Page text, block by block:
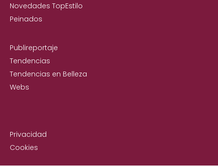
Novedades TopEstilo
Peinados
Publireportaje
Tendencias
Tendencias en Belleza
Webs
Privacidad
Cookies